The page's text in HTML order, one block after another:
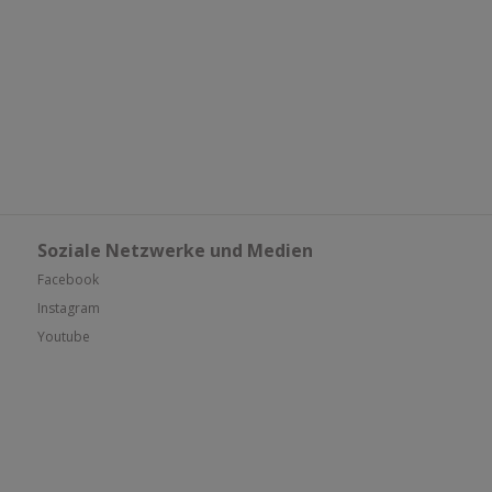
Soziale Netzwerke und Medien
Facebook
Instagram
Youtube